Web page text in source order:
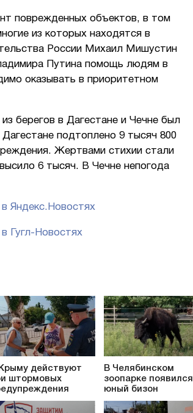
поврежденных объектов, в том
из которых находятся в
России Михаил Мишустин
Путина помощь людям в
оказывать в приоритетном
берегов в Дагестане и Чечне был
подтоплено 9 тысяч 800
Жертвами стихии стали
6 тысяч. В Чечне непогода
Яндекс.Новостях
Гугл-Новостях
действуют
штормовых
В Челябинском
зоопарке появился
юный бизон